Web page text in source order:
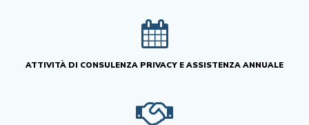
ATTIVITÀ DI CONSULENZA PRIVACY E ASSISTENZA ANNUALE